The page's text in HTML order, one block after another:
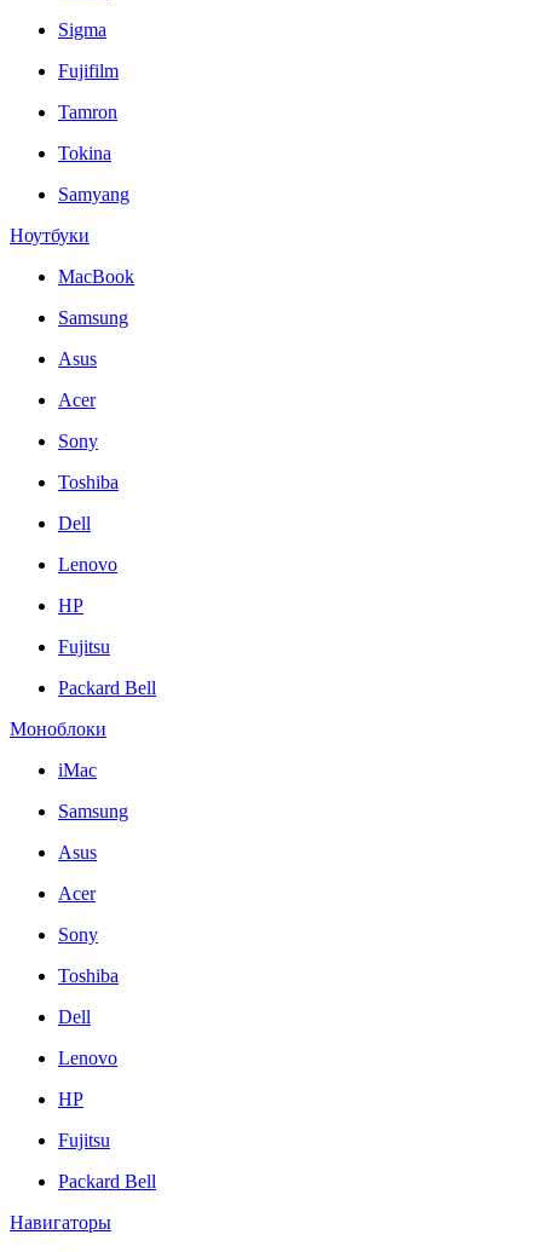
Sigma
Fujifilm
Tamron
Tokina
Samyang
Ноутбуки
MacBook
Samsung
Asus
Acer
Sony
Toshiba
Dell
Lenovo
HP
Fujitsu
Packard Bell
Моноблоки
iMac
Samsung
Asus
Acer
Sony
Toshiba
Dell
Lenovo
HP
Fujitsu
Packard Bell
Навигаторы